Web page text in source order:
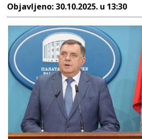
Objavljeno:30.10.2025. u 13:30